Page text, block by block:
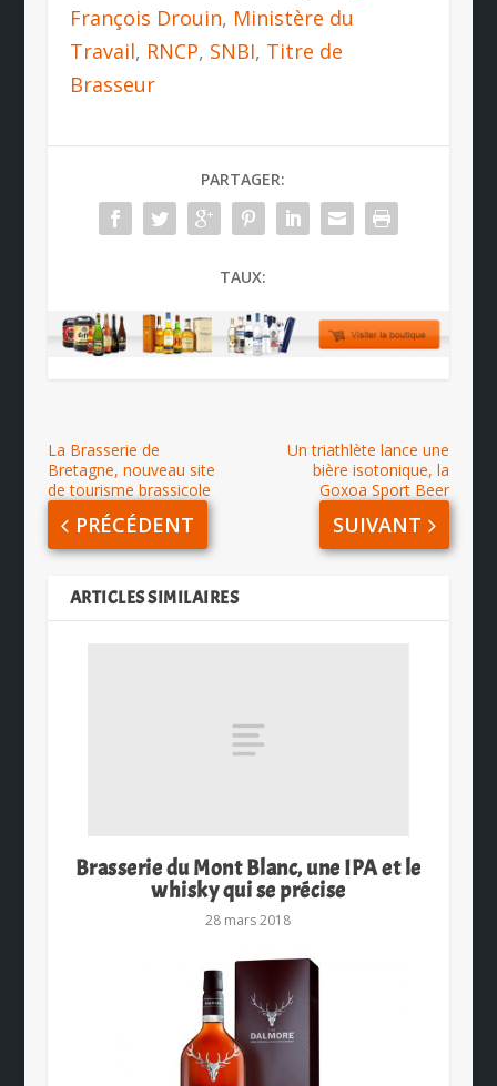
François Drouin, Ministère du
Travail, RNCP, SNBI, Titre de
Brasseur
PARTAGER:
TAUX:
La Brasserie de
Bretagne, nouveau site
de tourisme brassicole
PRÉCÉDENT
Un triathlète lance une
bière isotonique, la
Goxoa Sport Beer
SUIVANT
ARTICLES SIMILAIRES
Brasserie du Mont Blanc, une IPA et le
whisky qui se précise
28 mars 2018